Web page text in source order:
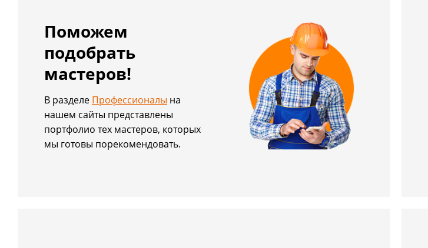
Поможем
подобрать
мастеров!
В разделе Профессионалы на
нашем сайты представлены
портфолио тех мастеров, которых
мы готовы порекомендовать.